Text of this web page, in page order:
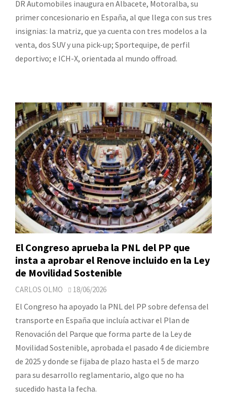
DR Automobiles inaugura en Albacete, Motoralba, su
primer concesionario en España, al que llega con sus tres
insignias: la matriz, que ya cuenta con tres modelos a la
venta, dos SUV y una pick-up; Sportequipe, de perfil
deportivo; e ICH-X, orientada al mundo offroad.
El Congreso aprueba la PNL del PP que
insta a aprobar el Renove incluido en la Ley
de Movilidad Sostenible
CARLOS OLMO 18/06/2026
El Congreso ha apoyado la PNL del PP sobre defensa del
transporte en España que incluía activar el Plan de
Renovación del Parque que forma parte de la Ley de
Movilidad Sostenible, aprobada el pasado 4 de diciembre
de 2025 y donde se fijaba de plazo hasta el 5 de marzo
para su desarrollo reglamentario, algo que no ha
sucedido hasta la fecha.